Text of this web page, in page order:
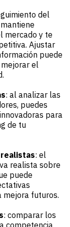
del
mercado y te
Ajustar
puede
el
: al analizar las
puedes
para
de tu
: el
realista sobre
puede
mejora futuros.
: comparar los
competencia